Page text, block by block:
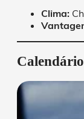
Clima: